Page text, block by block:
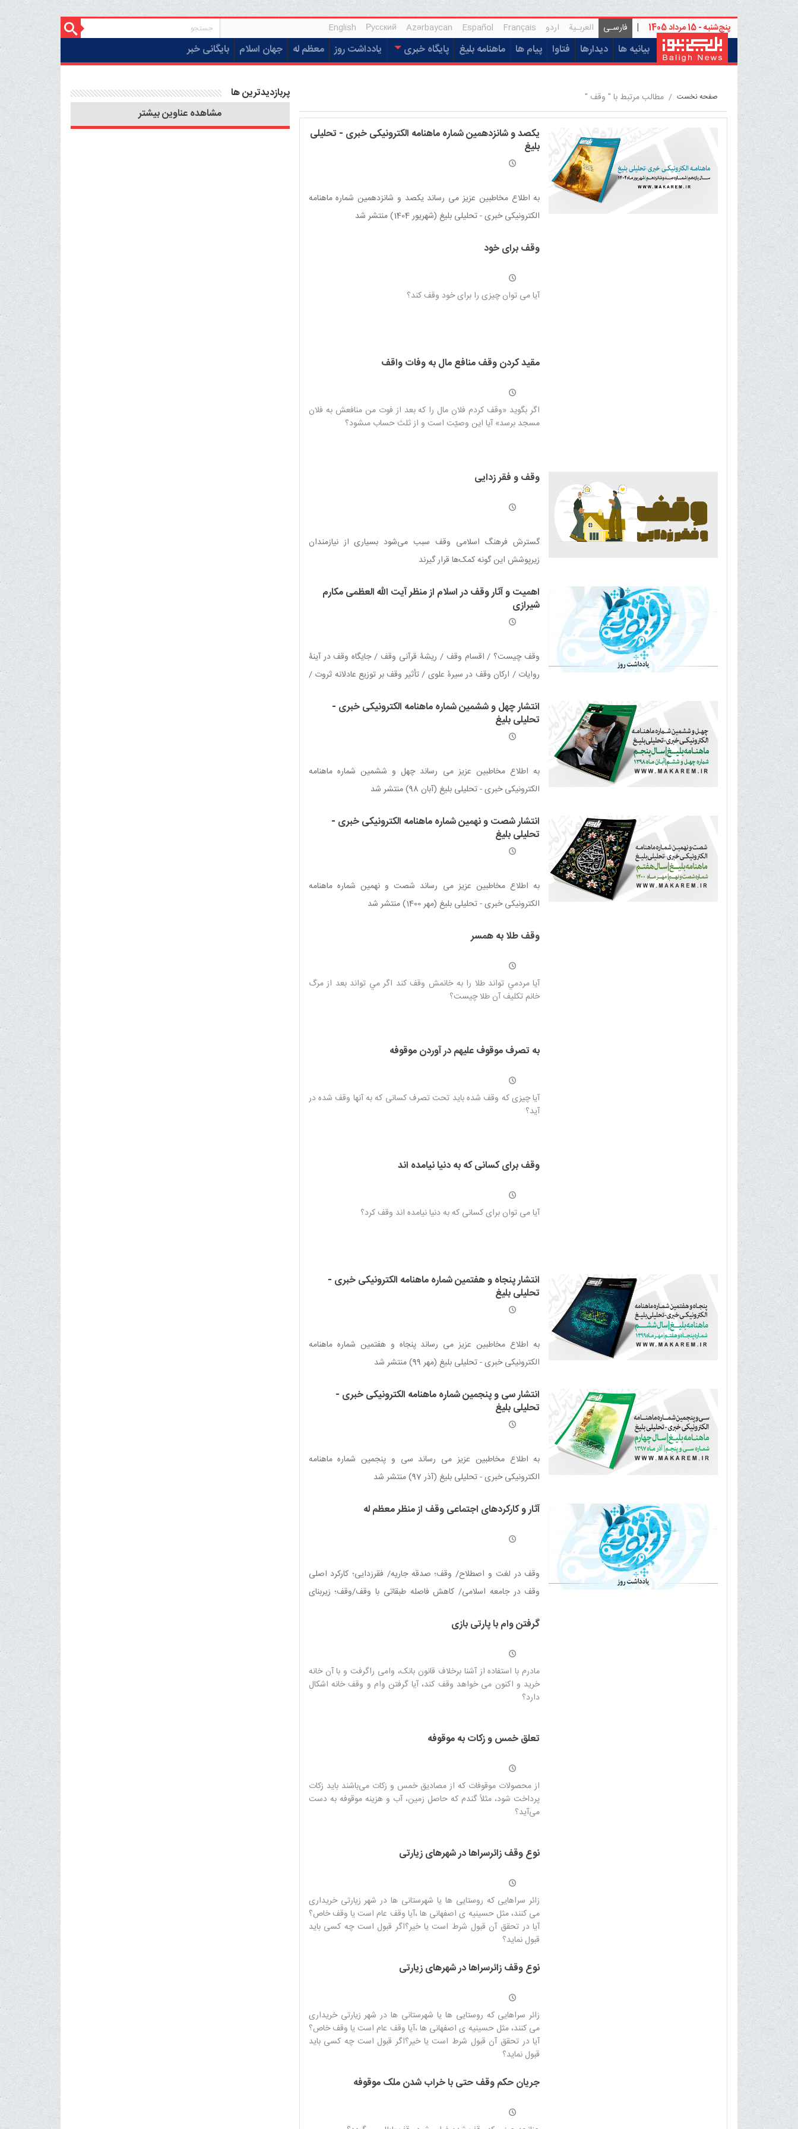
پنج‌شنبه - 15 مرداد 1405 | فارسـی العربـیة اردو Français
Español
Azərbaycan
Русский
English
بیانیه ها دیدارها فتاوا پیام ها ماهنامه بلیغ پایگاه خبری یادداشت روز معظم له جهان اسلام بایگانی خبر
صفحه نخست مطالب مرتبط با " وقف "
یکصد و شانزدهمین شماره ماهنامه الکترونیکی خبری - تحلیلی
بلیغ
به اطلاع مخاطبین عزیز می رساند یکصد و شانزدهمین شماره ماهنامه
الکترونیکی خبری - تحلیلی بلیغ (شهریور 1404) منتشر شد
وقف برای خود
آیا می توان چیزی را برای خود وقف کند؟
مقید کردن وقف منافع مال به وفات واقف
اگر بگويد «وقف كردم فلان مال را كه بعد از فوت من منافعش به فلان
مسجد برسد» آيا اين وصيّت است و از ثلث حساب مى‏شود؟
وقف و فقر زدایی
گسترش فرهنگ اسلامى وقف سبب می‌شود بسيارى از نيازمندان
زيرپوشش اين گونه کمک‌ها قرار گيرند
اهمیت و آثار وقف در اسلام از منظر آیت الله العظمی مکارم
شیرازی
وقف چیست؟ / اقسام وقف / ریشۀ قرآنی وقف / جایگاه وقف در آینۀ
روایات / ارکان وقف در سیرۀ علوی / تأثیر وقف بر توزیع عادلانه ثروت /
سوءاستفاده های از وقف را بگیرید
انتشار چهل و ششمین شماره ماهنامه الکترونیکی خبری -
تحلیلی بلیغ
به اطلاع مخاطبین عزیز می رساند چهل و ششمین شماره ماهنامه
الکترونیکی خبری - تحلیلی بلیغ (آبان 98) منتشر شد
انتشار شصت و نهمین شماره ماهنامه الکترونیکی خبری -
تحلیلی بلیغ
به اطلاع مخاطبین عزیز می رساند شصت و نهمین شماره ماهنامه
الکترونیکی خبری - تحلیلی بلیغ (مهر 1400) منتشر شد
وقف طلا به همسر
آيا مردمي تواند طلا را به خانمش وقف كند اگر مي تواند بعد از مرگ
خانم تكليف آن طلا چيست؟
به تصرف موقوف علیهم در آوردن موقوفه
آیا چیزی که وقف شده باید تحت تصرف کسانی که به آنها وقف شده در
آید؟
وقف برای کسانی که به دنیا نیامده اند
آیا می توان برای کسانی که به دنیا نیامده اند وقف کرد؟
انتشار پنجاه و هفتمین شماره ماهنامه الکترونیکی خبری -
تحلیلی بلیغ
به اطلاع مخاطبین عزیز می رساند پنجاه و هفتمین شماره ماهنامه
الکترونیکی خبری - تحلیلی بلیغ (مهر 99) منتشر شد
انتشار سی و پنجمین شماره ماهنامه الکترونیکی خبری -
تحلیلی بلیغ
به اطلاع مخاطبین عزیز می رساند سی و پنجمین شماره ماهنامه
الکترونیکی خبری - تحلیلی بلیغ (آذر 97) منتشر شد
آثار و کارکردهای اجتماعی وقف از منظر معظم له
وقف در لغت و اصطلاح/ وقف؛ صدقه جاریه/ فقرزدایی؛ کارکرد اصلی
وقف در جامعه اسلامی/ کاهش فاصله طبقاتی با وقف/وقف؛ زیربنای
جامعه؛ کارکرد بارز وقف در عرصه های نوین/ موقوفه‌ها را از دست
گرفتن وام با پارتی بازی
مادرم با استفاده از آشنا برخلاف قانون بانک، وامی راگرفت و با آن خانه
خرید و اکنون می خواهد وقف کند، آیا گرفتن وام و وقف خانه اشکال
دارد؟
تعلق خمس و زکات به موقوفه
از محصولات موقوفات که از مصادیق خمس و زکات می‌باشند باید زکات
پرداخت شود، مثلاً گندم که حاصل زمین، آب و هزینه موقوفه به دست
می‌آید؟
نوع وقف زائرسراها در شهرهای زیارتی
زائر سراهایی که روستایی ها یا شهرستانی ها در شهر زیارتی خریداری
می کنند، مثل حسینیه ی اصفهانی ها ،آیا وقف عام است یا وقف خاص؟
آیا در تحقق آن قبول شرط است یا خیر؟اگر قبول است چه کسی باید
قبول نماید؟
نوع وقف زائرسراها در شهرهای زیارتی
زائر سراهایی که روستایی ها یا شهرستانی ها در شهر زیارتی خریداری
می کنند، مثل حسینیه ی اصفهانی ها ،آیا وقف عام است یا وقف خاص؟
آیا در تحقق آن قبول شرط است یا خیر؟اگر قبول است چه کسی باید
قبول نماید؟
جریان حکم وقف حتی با خراب شدن ملک موقوفه
پربازدیدترین ها
مشاهده عناوین بیشتر